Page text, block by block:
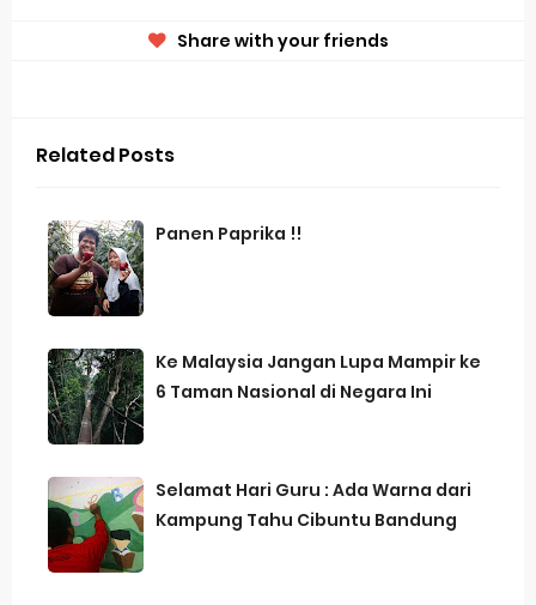
Share with your friends
Related Posts
Panen Paprika !!
Ke Malaysia Jangan Lupa Mampir ke
6 Taman Nasional di Negara Ini
Selamat Hari Guru : Ada Warna dari
Kampung Tahu Cibuntu Bandung